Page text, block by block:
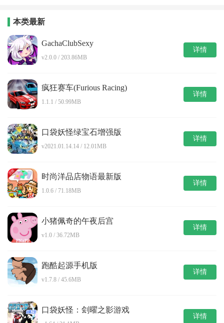
本类最新
GachaClubSexy
v2.0.0 / 203.86MB
详情
疯狂赛车(Furious Racing)
1.1.1 / 50.99MB
详情
口袋妖怪绿宝石增强版
v2021.01.14.14 / 12.01MB
详情
时尚洋品店物语最新版
1.0.6 / 71.18MB
详情
小猪佩奇的午夜后宫
v1.0 / 36.72MB
详情
跑酷起源手机版
v1.7.8 / 45.6MB
详情
口袋妖怪：刽曜之影游戏
详情